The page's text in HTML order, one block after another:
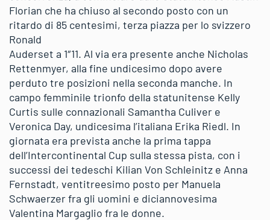
Florian che ha chiuso al secondo posto con un
ritardo di 85 centesimi, terza piazza per lo svizzero
Ronald
Auderset a 1″11. Al via era presente anche Nicholas
Rettenmyer, alla fine undicesimo dopo avere
perduto tre posizioni nella seconda manche. In
campo femminile trionfo della statunitense Kelly
Curtis sulle connazionali Samantha Culiver e
Veronica Day, undicesima l’italiana Erika Riedl. In
giornata era prevista anche la prima tappa
dell’Intercontinental Cup sulla stessa pista, con i
successi dei tedeschi Kilian Von Schleinitz e Anna
Fernstadt, ventitreesimo posto per Manuela
Schwaerzer fra gli uomini e diciannovesima
Valentina Margaglio fra le donne.